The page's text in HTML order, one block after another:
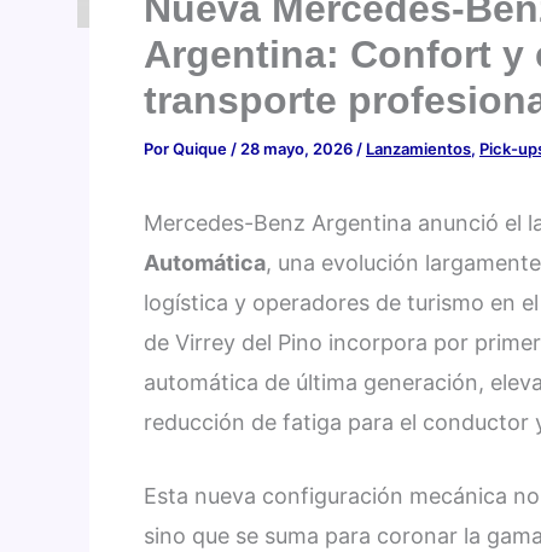
Argentina: Confort y
transporte
PorQuique / 28 mayo, 2026 / Lanzamientos, Pick-
Mercedes-Benz Argentina anunció el
Automática, una evolución
logística y operadores de turismo en
de Virrey del Pino incorpora por
automática de última generación,
reducción de fatiga para el conductor
Esta nueva configuración mecánica
sino que se suma para coronar la